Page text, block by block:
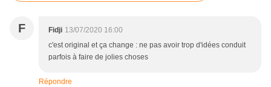
F Fidji 13/07/2020 16:00
c'est original et ça change : ne pas avoir trop d'idées conduit
parfois à faire de jolies choses
Répondre